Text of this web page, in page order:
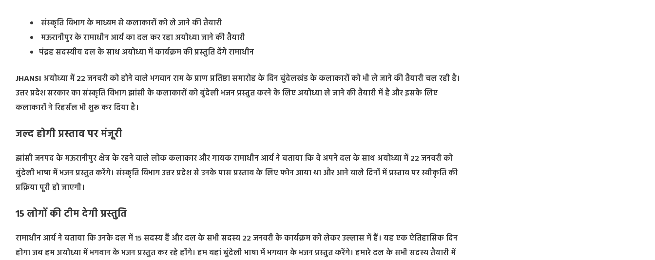
संस्कृति विभाग के माध्यम से कलाकारों को ले जाने की तैयारी
मऊरानीपुर के रामाधीन आर्य का दल कर रहा अयोध्या जाने की तैयारी
पंद्रह सदस्यीय दल के साथ अयोध्या में कार्यक्रम की प्रस्तुति देंगे रामाधीन
JHANSI अयोध्या में 22 जनवरी को होने वाले भगवान राम के प्राण प्रतिष्ठा समारोह के दिन बुंदेलखंड के कलाकारों को भी ले जाने की तैयारी चल रही है।
उत्तर प्रदेश सरकार का संस्कृति विभाग झांसी के कलाकारों को बुंदेली भजन प्रस्तुत करने के लिए अयोध्या ले जाने की तैयारी में है और इसके लिए
कलाकारों ने रिहर्सल भी शुरू कर दिया है।
जल्द होगी प्रस्ताव पर मंजूरी
झांसी जनपद के मऊरानीपुर क्षेत्र के रहने वाले लोक कलाकार और गायक रामाधीन आर्य ने बताया कि वे अपने दल के साथ अयोध्या में 22 जनवरी को
बुंदेली भाषा में भजन प्रस्तुत करेंगे। संस्कृति विभाग उत्तर प्रदेश से उनके पास प्रस्ताव के लिए फोन आया था और आने वाले दिनों में प्रस्ताव पर स्वीकृति की
प्रक्रिया पूरी हो जाएगी।
15 लोगों की टीम देगी प्रस्तुति
रामाधीन आर्य ने बताया कि उनके दल में 15 सदस्य हैं और दल के सभी सदस्य 22 जनवरी के कार्यक्रम को लेकर उल्लास में हैं। यह एक ऐतिहासिक दिन
होगा जब हम अयोध्या में भगवान के भजन प्रस्तुत कर रहे होंगे। हम वहां बुंदेली भाषा में भगवान के भजन प्रस्तुत करेंगे। हमारे दल के सभी सदस्य तैयारी में